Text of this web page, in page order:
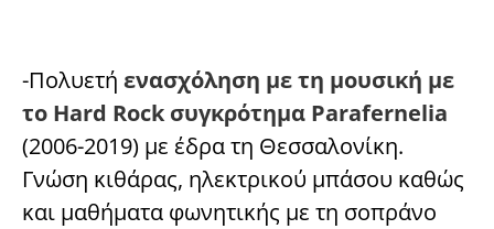
-Πολυετή ενασχόληση με τη μουσική με
το Hard Rock συγκρότημα Parafernelia
(2006-2019) με έδρα τη Θεσσαλονίκη.
Γνώση κιθάρας, ηλεκτρικού μπάσου καθώς
και μαθήματα φωνητικής με τη σοπράνο